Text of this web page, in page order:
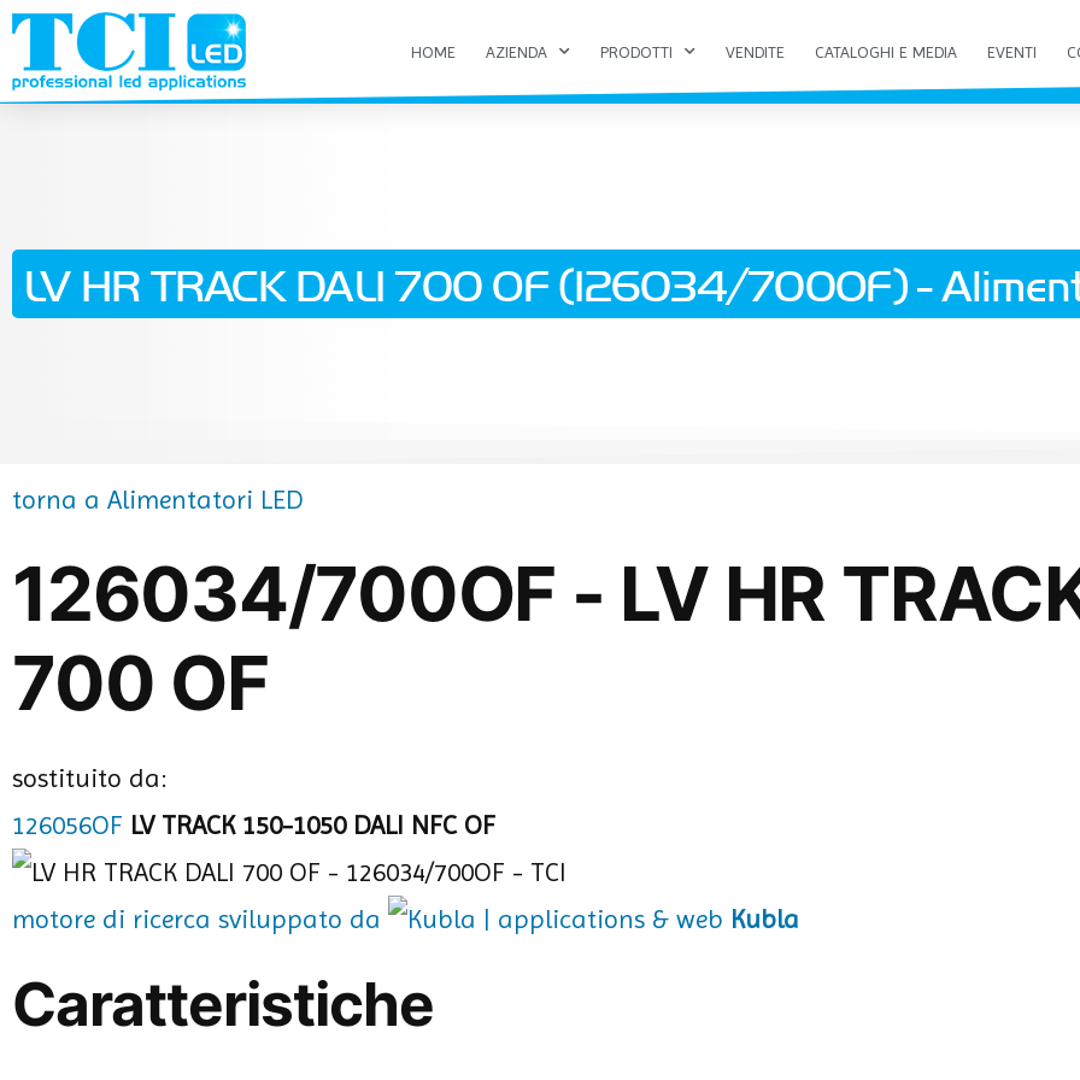
HOME AZIENDA PRODOTTI VENDITE CATALOGHI E MEDIA EVENTI
LV HR TRACK DALI 700 OF (126034/700OF) -
torna a Alimentatori LED
126034/700OF - LV HR
700 OF
sostituito da:
126056OF LV TRACK 150-1050 DALI NFC OF
motore di ricerca sviluppato da Kubla
Caratteristiche